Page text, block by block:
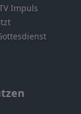
Impuls